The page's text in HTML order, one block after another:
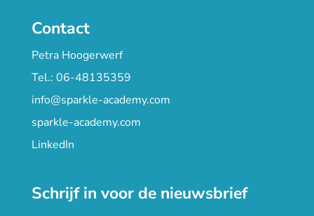
Contact
Petra Hoogerwerf
Tel.: 06-48135359
info@sparkle-academy.com
sparkle-academy.com
LinkedIn
Schrijf in voor de nieuwsbrief